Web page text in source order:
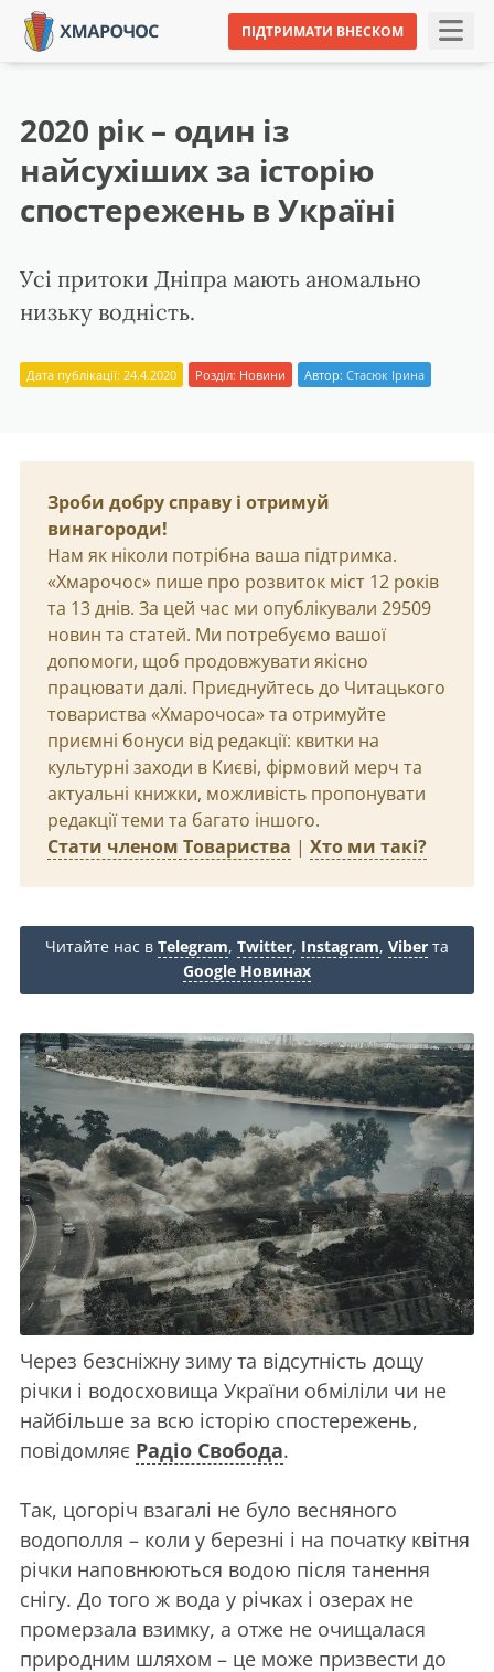
ПІДТРИМАТИ ВНЕСКОМ
2020 рік – один із
найсухіших за історію
спостережень в Україні
Усі притоки Дніпра мають аномально
низьку водність.
Дата публікації: 24.4.2020 Розділ: Новини Автор: Стасюк Ірина
Зроби добру справу і отримуй
винагороди!
Нам як ніколи потрібна ваша підтримка.
«Хмарочос» пише про розвиток міст 12 років
та 13 днів. За цей час ми опублікували 29509
новин та статей. Ми потребуємо вашої
допомоги, щоб продовжувати якісно
працювати далі. Приєднуйтесь до Читацького
товариства «Хмарочоса» та отримуйте
приємні бонуси від редакції: квитки на
культурні заходи в Києві, фірмовий мерч та
актуальні книжки, можливість пропонувати
редакції теми та багато іншого.
Стати членом Товариства | Хто ми такі?
Читайте нас в Telegram, Twitter, Instagram, Viber та
Google Новинах
Через безсніжну зиму та відсутність дощу
річки і водосховища України обміліли чи не
найбільше за всю історію спостережень,
повідомляє Радіо Свобода.
Так, цогоріч взагалі не було весняного
водополля – коли у березні і на початку квітня
річки наповнюються водою після танення
снігу. До того ж вода у річках і озерах не
промерзала взимку, а отже не очищалася
природним шляхом – це може призвести до